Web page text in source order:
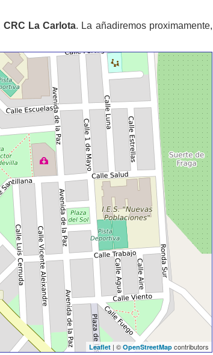
CRC La Carlota. La añadiremos proximamente,
Leaflet | © OpenStreetMap contributors